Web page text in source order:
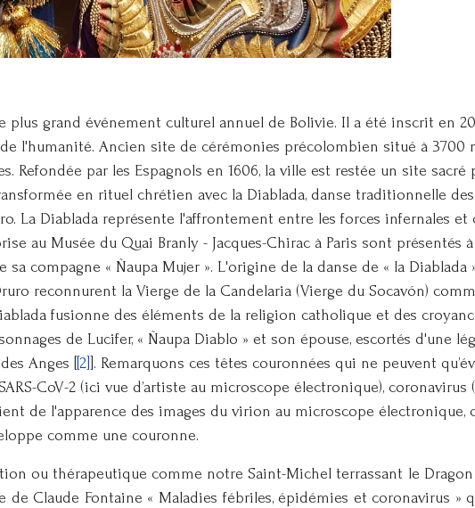
plus grand événement culturel annuel de Bolivie. Il a été inscrit en
l'humanité. Ancien site de cérémonies précolombien situé à 3700
Refondée par les Espagnols en 1606, la ville est restée un site
en rituel chrétien avec la Diablada, danse traditionnelle
La Diablada représente l'affrontement entre les forces infernales et
au Musée du Quai Branly - Jacques-Chirac à Paris sont présentés
sa compagne « Ñaupa Mujer ». L'origine de la danse de « la Diablada
reconnurent la Vierge de la Candelaria (Vierge du Socavón)
fusionne des éléments de la religion catholique et des
de Lucifer, « Ñaupa Diablo » et son épouse, escortés d'une
Anges [
[2] ]. Remarquons ces têtes couronnées qui ne peuvent
CoV-2 (ici vue d’artiste au microscope électronique),
de l'apparence des images du virion au microscope électronique,
comme une couronne.
ou thérapeutique comme notre Saint-Michel terrassant le
de Claude Fontaine « Maladies fébriles, épidémies et coronavirus »